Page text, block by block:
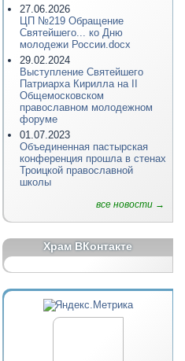
27.06.2026
ЦП №219 Обращение
Святейшего... ко Дню
молодежи России.docx
29.02.2024
Выступление Святейшего
Патриарха Кирилла на II
Общемосковском
православном молодежном
форуме
01.07.2023
Объединенная пастырская
конференция прошла в стенах
Троицкой православной
школы
все новости →
Храм ВКонтакте